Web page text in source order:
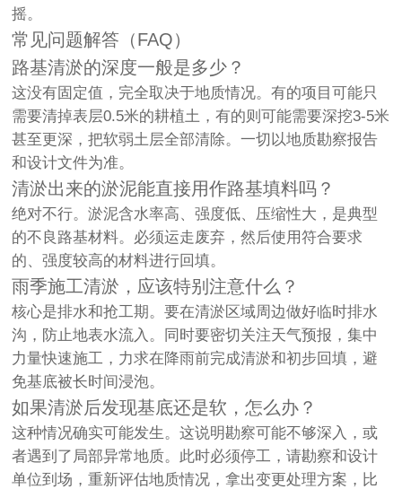
摇。
常见问题解答（FAQ）
路基清淤的深度一般是多少？
这没有固定值，完全取决于地质情况。有的项目可能只
需要清掉表层0.5米的耕植土，有的则可能需要深挖3-5米
甚至更深，把软弱土层全部清除。一切以地质勘察报告
和设计文件为准。
清淤出来的淤泥能直接用作路基填料吗？
绝对不行。淤泥含水率高、强度低、压缩性大，是典型
的不良路基材料。必须运走废弃，然后使用符合要求
的、强度较高的材料进行回填。
雨季施工清淤，应该特别注意什么？
核心是排水和抢工期。要在清淤区域周边做好临时排水
沟，防止地表水流入。同时要密切关注天气预报，集中
力量快速施工，力求在降雨前完成清淤和初步回填，避
免基底被长时间浸泡。
如果清淤后发现基底还是软，怎么办？
这种情况确实可能发生。这说明勘察可能不够深入，或
者遇到了局部异常地质。此时必须停工，请勘察和设计
单位到场，重新评估地质情况，拿出变更处理方案，比